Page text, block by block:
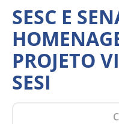
SESC E
PROJETO
SESI